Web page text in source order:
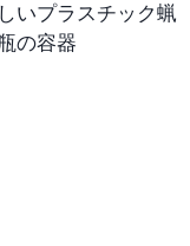
いプラスチック蝋
の容器